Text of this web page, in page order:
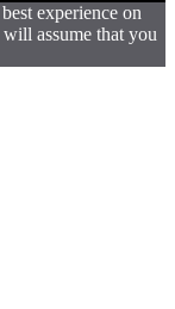
experience on
assume that you